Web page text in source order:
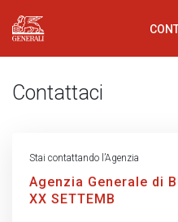
Generali Logo
Contattaci
Stai contattando l’Agenzia
Agenzia Generale di
XX SETTEMB